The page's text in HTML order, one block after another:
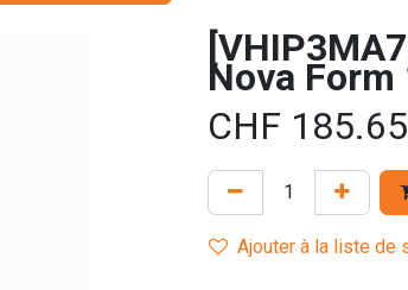
Nova Form
CHF 185.65
Ajouter à la liste de